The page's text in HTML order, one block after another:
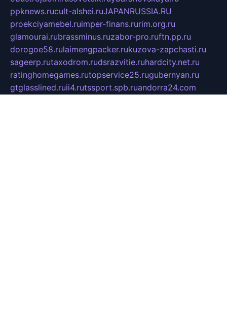
ppknews.rucult-alshei.ruJAPANRUSSIA.RU
proekciyamebel.ruimper-finans.rurim.org.ru
glamourai.rubrassminus.ruzabor-pro.ruftn.pp.ru
dorogoe58.rulaimengpacker.rukuzova-zapchasti.ru
sageerp.rutaxodrom.rudsrazvitie.ruhardcity.net.ru
ratinghomegames.rutopservice25.rugubernyan.ru
gtglasslined.ruii4.rutssport.spb.ruandorra24.com